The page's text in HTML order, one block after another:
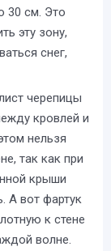
30 см. Это
эту зону,
снег,
черепицы
кровлей и
нельзя
так как при
крыши
А вот фартук
к стене
волне.